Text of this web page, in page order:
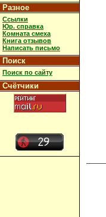
Разное
Ссылки
Юр. справка
Комната смеха
Книга отзывов
Написать письмо
Поиск
Поиск по сайту
Счётчики